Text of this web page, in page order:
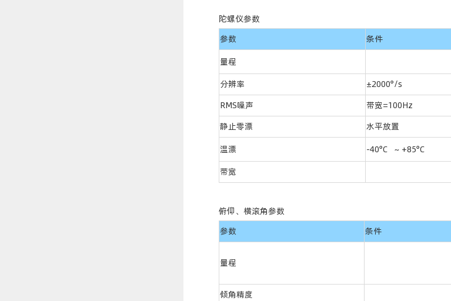
陀螺仪参数
参数
条件
量程
分辨率
±2000°/s
RMS噪声
带宽=100Hz
静止零漂
水平放置
温漂
-40°C ~ +85°C
带宽
俯仰、横滚角参数
参数
条件
量程
倾角精度